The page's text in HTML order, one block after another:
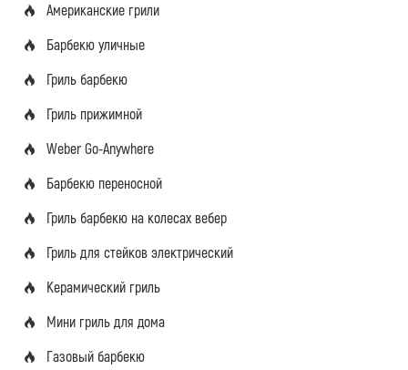
Американские грили
Барбекю уличные
Гриль барбекю
Гриль прижимной
Weber Go-Anywhere
Барбекю переносной
Гриль барбекю на колесах вебер
Гриль для стейков электрический
Керамический гриль
Мини гриль для дома
Газовый барбекю